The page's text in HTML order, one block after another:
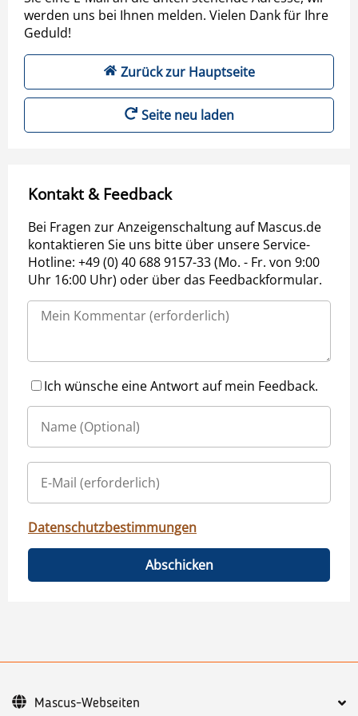
werden uns bei Ihnen melden. Vielen Dank für Ihre
Geduld!
Zurück zur Hauptseite
Seite neu laden
Kontakt & Feedback
Bei Fragen zur Anzeigenschaltung auf Mascus.de
kontaktieren Sie uns bitte über unsere Service-
Hotline: +49 (0) 40 688 9157-33 (Mo. - Fr. von 9:00
Uhr 16:00 Uhr) oder über das Feedbackformular.
Ich wünsche eine Antwort auf mein Feedback.
Datenschutzbestimmungen
Abschicken
Mascus-Webseiten